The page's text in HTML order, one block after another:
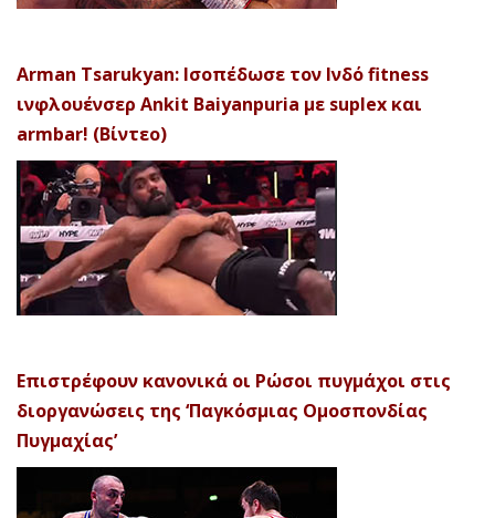
Arman Tsarukyan: Ισοπέδωσε τον Ινδό fitness
ινφλουένσερ Ankit Baiyanpuria με suplex και
armbar! (Βίντεο)
Επιστρέφουν κανονικά οι Ρώσοι πυγμάχοι στις
διοργανώσεις της ‘Παγκόσμιας Ομοσπονδίας
Πυγμαχίας’